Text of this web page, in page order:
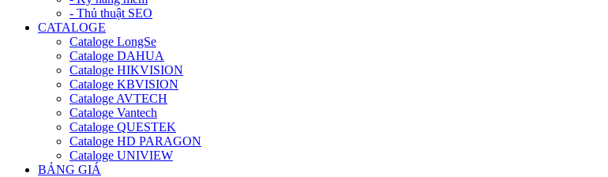
- Thủ thuật SEO
CATALOGE
Cataloge LongSe
Cataloge DAHUA
Cataloge HIKVISION
Cataloge KBVISION
Cataloge AVTECH
Cataloge Vantech
Cataloge QUESTEK
Cataloge HD PARAGON
Cataloge UNIVIEW
BẢNG GIÁ